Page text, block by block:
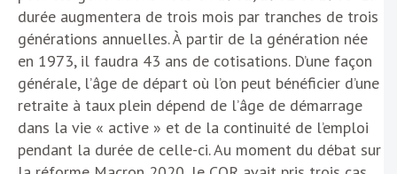
durée augmentera de trois mois par tranches de trois
générations annuelles. À partir de la génération née
en 1973, il faudra 43 ans de cotisations. D’une façon
générale, l’âge de départ où l’on peut bénéficier d’une
retraite à taux plein dépend de l’âge de démarrage
dans la vie « active » et de la continuité de l’emploi
pendant la durée de celle-ci. Au moment du débat sur